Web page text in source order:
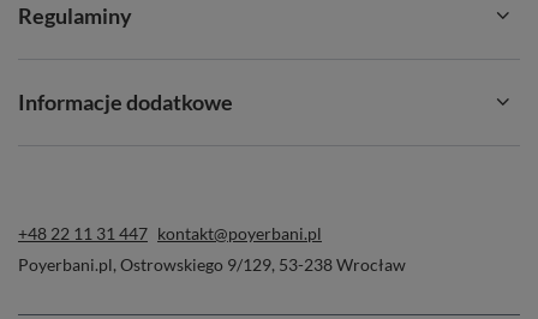
Regulaminy
Informacje dodatkowe
+48 22 11 31 447 kontakt@poyerbani.pl
Poyerbani.pl, Ostrowskiego 9/129, 53-238Wrocław